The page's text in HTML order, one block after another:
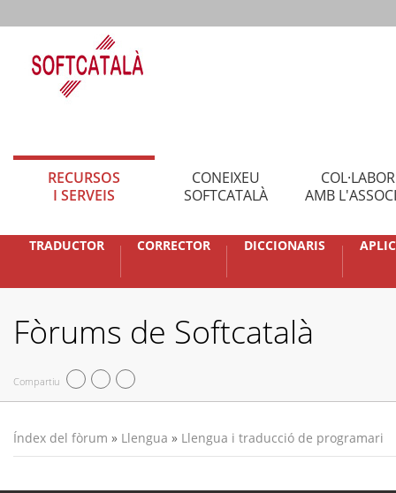
RECURSOS
I SERVEIS
CONEIXEU
SOFTCATALÀ
AMB
TRADUCTOR CORRECTOR DICCIONARIS
Fòrums de Softcatalà
Compartiu
Índex del fòrum » Llengua » Llengua i traducció de programari